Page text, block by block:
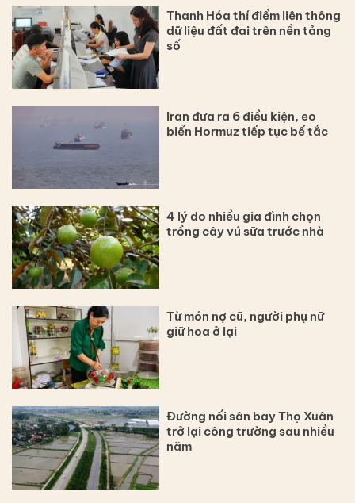
Thanh Hóa thí điểm liên thông
dữ liệu đất đai trên nền tảng
số
Iran đưa ra 6 điều kiện, eo
biển Hormuz tiếp tục bế tắc
4 lý do nhiều gia đình chọn
trồng cây vú sữa trước nhà
Từ món nợ cũ, người phụ nữ
giữ hoa ở lại
Đường nối sân bay Thọ Xuân
trở lại công trường sau nhiều
năm